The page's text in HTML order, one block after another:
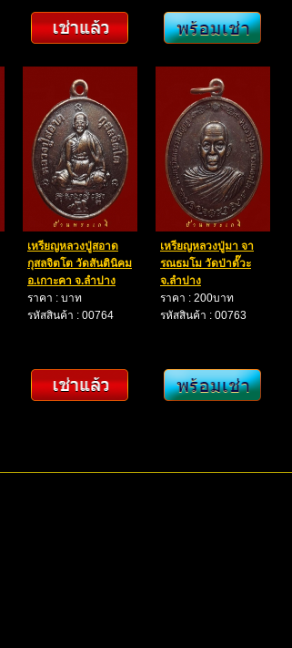
เหรียญหลวงปู่สอาด
กุสลจิตโต วัดสันตินิคม
อ.เกาะคา จ.ลำปาง
ราคา : บาท
รหัสสินค้า : 00764
เหรียญหลวงปู่มา จา
รณธมโม วัดป่าดั๊วะ
จ.ลำปาง
ราคา : 200บาท
รหัสสินค้า : 00763